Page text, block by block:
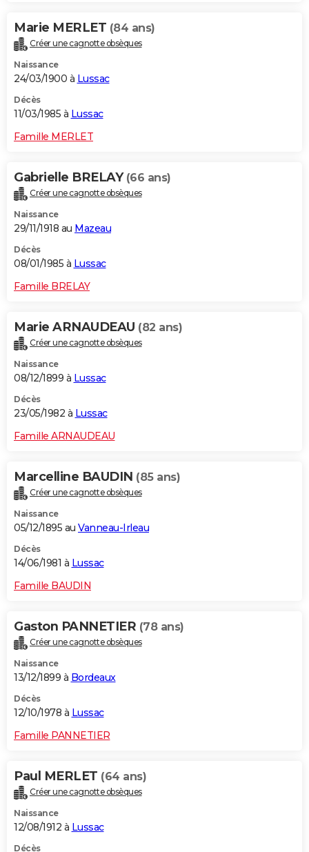
Marie MERLET (84 ans)
Créer une cagnotte obsèques
Naissance
24/03/1900 à Lussac
Décès
11/03/1985 à Lussac
Famille MERLET
Gabrielle BRELAY (66 ans)
Créer une cagnotte obsèques
Naissance
29/11/1918 au Mazeau
Décès
08/01/1985 à Lussac
Famille BRELAY
Marie ARNAUDEAU (82 ans)
Créer une cagnotte obsèques
Naissance
08/12/1899 à Lussac
Décès
23/05/1982 à Lussac
Famille ARNAUDEAU
Marcelline BAUDIN (85 ans)
Créer une cagnotte obsèques
Naissance
05/12/1895 au Vanneau-Irleau
Décès
14/06/1981 à Lussac
Famille BAUDIN
Gaston PANNETIER (78 ans)
Créer une cagnotte obsèques
Naissance
13/12/1899 à Bordeaux
Décès
12/10/1978 à Lussac
Famille PANNETIER
Paul MERLET (64 ans)
Créer une cagnotte obsèques
Naissance
12/08/1912 à Lussac
Décès